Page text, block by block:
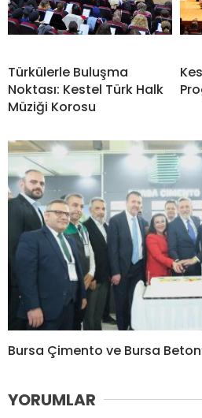
Türkülerle Buluşma
Noktası: Kestel Türk Halk
Müziği Korosu
Bursa Çimento ve Bursa
YORUMLAR